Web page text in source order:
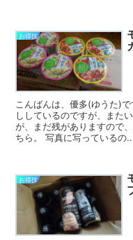
お得技
こんばんは、優多(ゆうた)
ししているのですが、また
が、まだ残がありますので
ちら。 写真に写っているの
お得技